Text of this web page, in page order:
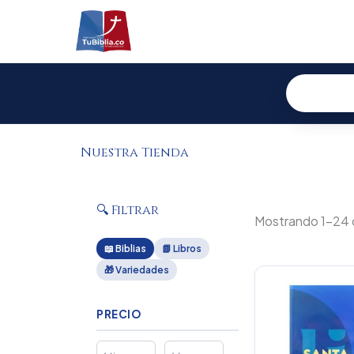
Nuestra Tienda
🔍 Filtrar
📖 Biblias
📗 Libros
🎁 Variedades
PRECIO
Mostrando